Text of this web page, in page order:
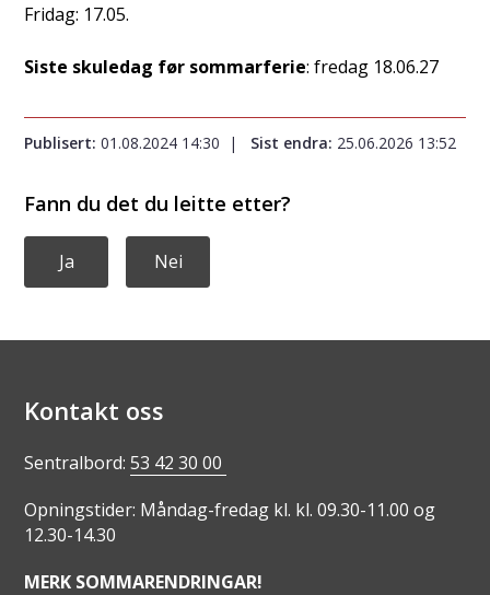
Fridag: 17.05.
Siste skuledag før sommarferie: fredag 18.06.27
Publisert 01.08.2024 14:30 Sist endra 25.06.2026 13:52
Fann du det du leitte etter?
Ja Nei
Kontakt oss
Sentralbord:53 42 30 00
Opningstider: Måndag-fredag kl. kl. 09.30-11.00 og
12.30-14.30
MERK SOMMARENDRINGAR!